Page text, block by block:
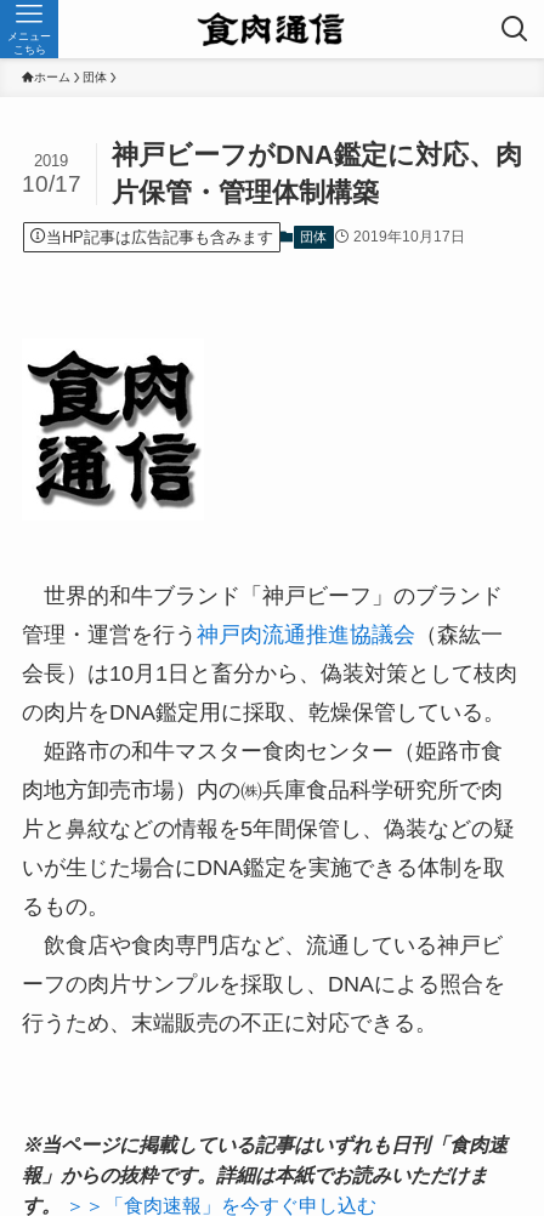
メニュー
こちら
ホーム 団体
神戸ビーフがDNA鑑定に対応、肉
片保管・管理体制構築
2019
10/17
当HP記事は広告記事も含みます 団体 2019年10月17日
世界的和牛ブランド「神戸ビーフ」のブランド
管理・運営を行う 神戸肉流通推進協議会 （森紘一
会長）は10月1日と畜分から、偽装対策として枝肉
の肉片をDNA鑑定用に採取、乾燥保管している。
姫路市の和牛マスター食肉センター（姫路市食
肉地方卸売市場）内の㈱兵庫食品科学研究所で肉
片と鼻紋などの情報を5年間保管し、偽装などの疑
いが生じた場合にDNA鑑定を実施できる体制を取
るもの。
飲食店や食肉専門店など、流通している神戸ビ
ーフの肉片サンプルを採取し、DNAによる照合を
行うため、末端販売の不正に対応できる。
※当ページに掲載している記事はいずれも日刊「食肉速
報」からの抜粋です。詳細は本紙でお読みいただけま
す。
＞＞「食肉速報」を今すぐ申し込む